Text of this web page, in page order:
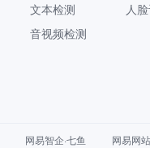
文本检测
音视频检测
人
网易智企·七鱼 网易网